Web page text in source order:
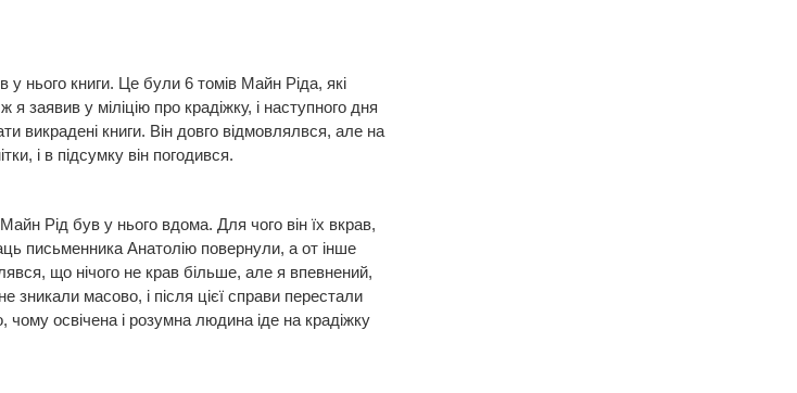
у нього книги. Це були 6 томів Майн Ріда, які
я заявив у міліцію про крадіжку, і наступного дня
викрадені книги. Він довго відмовлялвся, але на
і в підсумку він погодився.
Рід був у нього вдома. Для чого він їх вкрав,
письменника Анатолію повернули, а от інше
що нічого не крав більше, але я впевнений,
зникали масово, і після цієї справи перестали
чому освічена і розумна людина іде на крадіжку